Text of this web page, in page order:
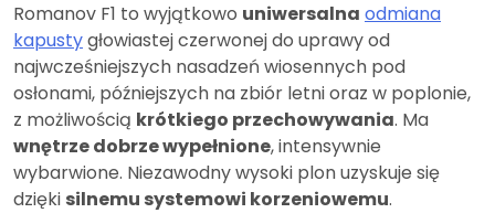
Romanov F1 to wyjątkowo uniwersalna odmiana
kapustygłowiastej czerwonej do uprawy od
najwcześniejszych nasadzeń wiosennych pod
osłonami, późniejszych na zbiór letni oraz w poplonie,
z możliwością krótkiego przechowywania. Ma
wnętrze dobrze wypełnione, intensywnie
wybarwione. Niezawodny wysoki plon uzyskuje się
dzięki silnemu systemowi korzeniowemu.